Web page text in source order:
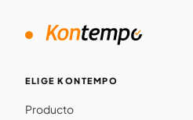
ELIGE KONTEMPO
Producto